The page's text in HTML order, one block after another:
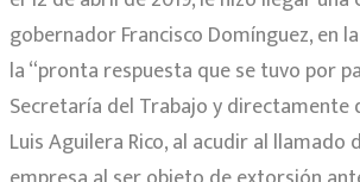
gobernador Francisco Domínguez, en
la “pronta respuesta que se tuvo por
Secretaría del Trabajo y directamente
Luis Aguilera Rico, al acudir al llamado